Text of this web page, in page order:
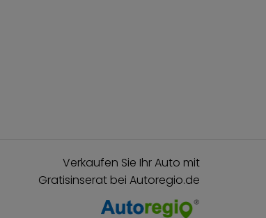
Verkaufen Sie Ihr Auto mit
Gratisinserat bei Autoregio.de